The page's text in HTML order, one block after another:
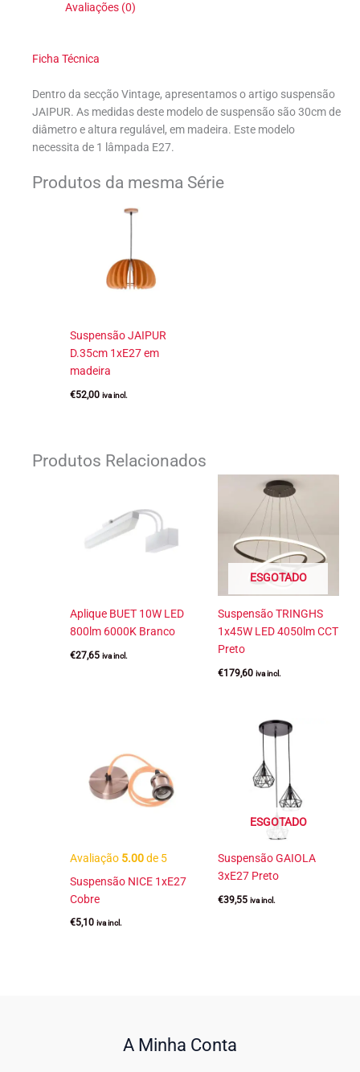
Avaliações (0)
Ficha Técnica
Dentro da secção Vintage, apresentamos o artigo suspensão
JAIPUR. As medidas deste modelo de suspensão são 30cm de
diâmetro e altura regulável, em madeira. Este modelo
necessita de 1 lâmpada E27.
Produtos da mesma Série
Suspensão JAIPUR
D.35cm 1xE27 em
madeira
€52,00 iva incl.
Produtos Relacionados
Aplique BUET 10W LED
800lm 6000K Branco
€27,65 iva incl.
ESGOTADO
Suspensão TRINGHS
1x45W LED 4050lm CCT
Preto
€179,60 iva incl.
Avaliação 5.00de 5
Suspensão NICE 1xE27
Cobre
€5,10 iva incl.
ESGOTADO
Suspensão GAIOLA
3xE27 Preto
€39,55 iva incl.
A Minha Conta